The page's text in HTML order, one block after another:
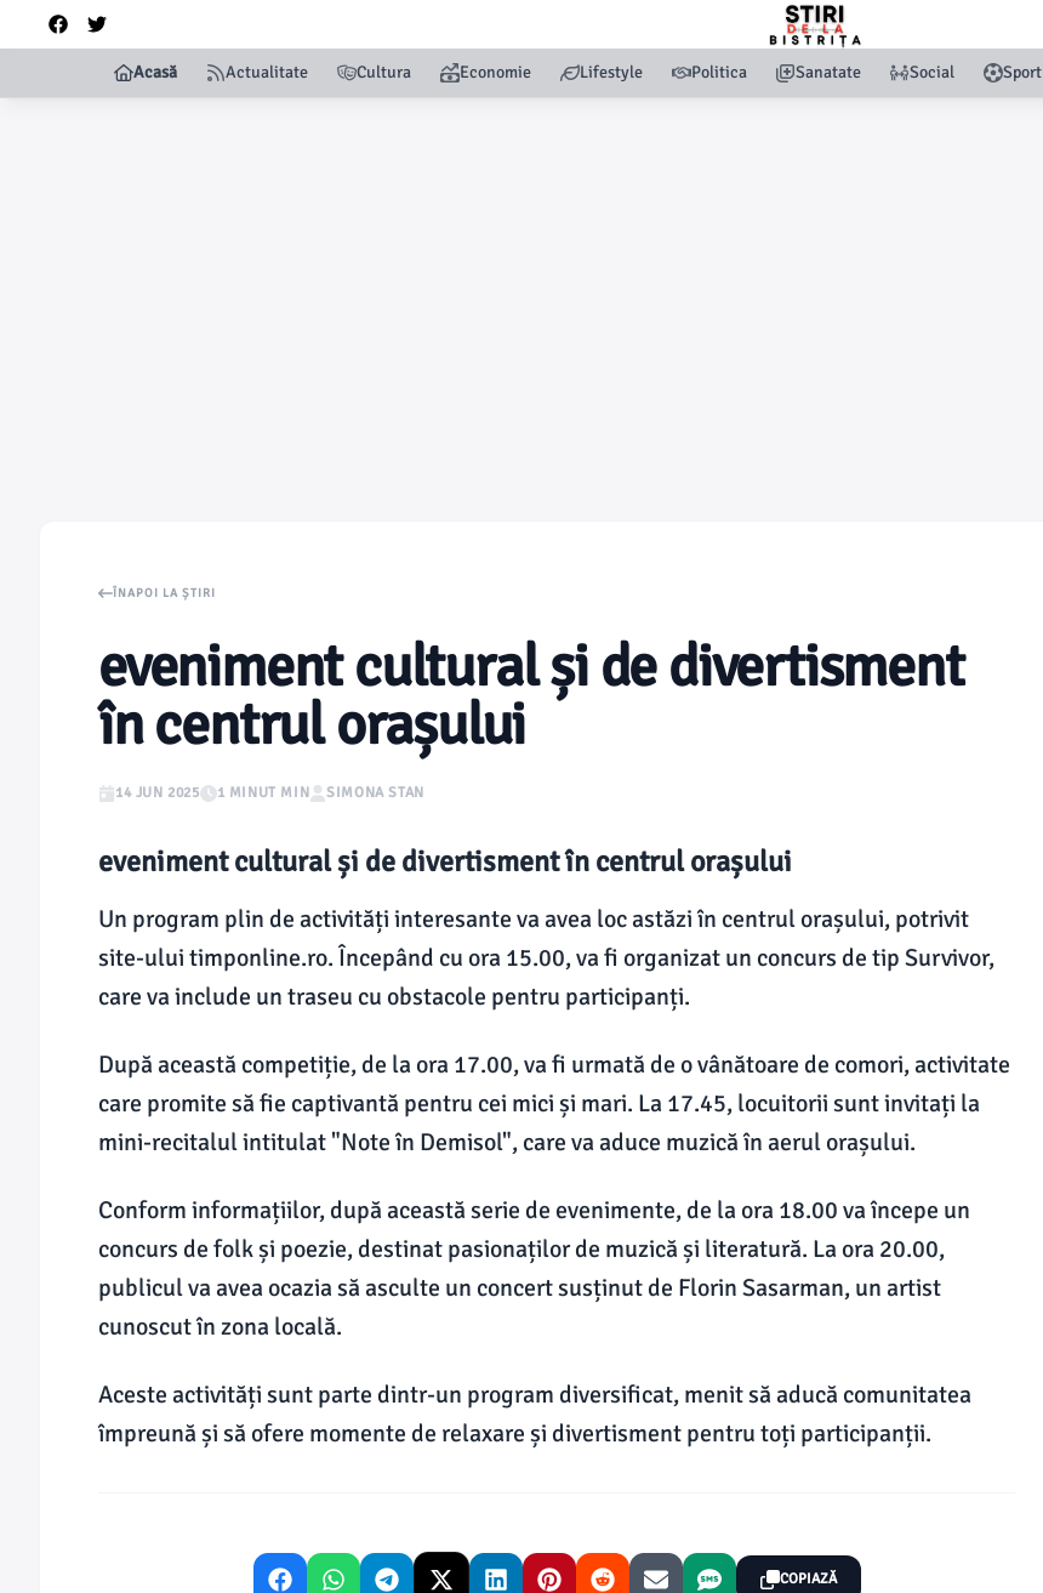
Acasă Actualitate Cultura Economie Lifestyle Politica Sanatate Social Sport
ÎNAPOI LA ȘTIRI
eveniment cultural și de divertisment
în centrul orașului
14 JUN 2025 1 MINUT MIN SIMONA STAN
eveniment cultural și de divertisment în centrul orașului
Un program plin de activități interesante va avea loc astăzi în centrul orașului, potrivit
site-ului timponline.ro. Începând cu ora 15.00, va fi organizat un concurs de tip Survivor,
care va include un traseu cu obstacole pentru participanți.
După această competiție, de la ora 17.00, va fi urmată de o vânătoare de comori, activitate
care promite să fie captivantă pentru cei mici și mari. La 17.45, locuitorii sunt invitați la
mini-recitalul intitulat "Note în Demisol", care va aduce muzică în aerul orașului.
Conform informațiilor, după această serie de evenimente, de la ora 18.00 va începe un
concurs de folk și poezie, destinat pasionaților de muzică și literatură. La ora 20.00,
publicul va avea ocazia să asculte un concert susținut de Florin Sasarman, un artist
cunoscut în zona locală.
Aceste activități sunt parte dintr-un program diversificat, menit să aducă comunitatea
împreună și să ofere momente de relaxare și divertisment pentru toți participanții.
COPIAZĂ